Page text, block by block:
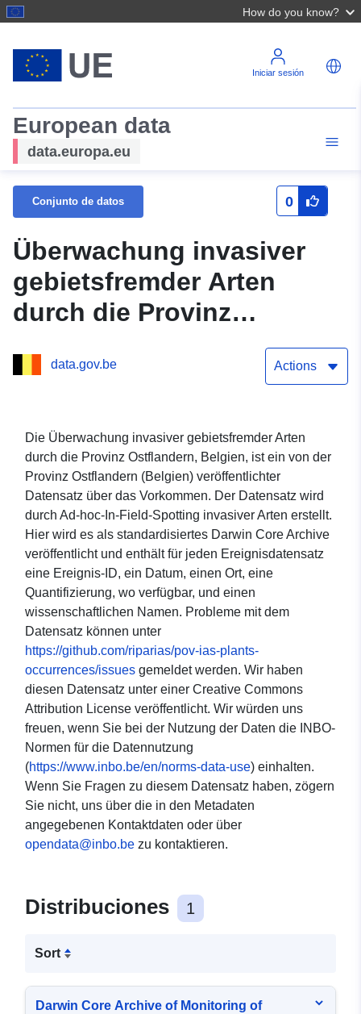
How do you know?
Iniciar sesión
European data
data.europa.eu
Conjunto de datos 0
Überwachung invasiver
gebietsfremder Arten
durch die Provinz
Ostflandern, Belgien
data.gov.be Actions
Die Überwachung invasiver gebietsfremder Arten
durch die Provinz Ostflandern, Belgien, ist ein von der
Provinz Ostflandern (Belgien) veröffentlichter
Datensatz über das Vorkommen. Der Datensatz wird
durch Ad-hoc-In-Field-Spotting invasiver Arten erstellt.
Hier wird es als standardisiertes Darwin Core Archive
veröffentlicht und enthält für jeden Ereignisdatensatz
eine Ereignis-ID, ein Datum, einen Ort, eine
Quantifizierung, wo verfügbar, und einen
wissenschaftlichen Namen. Probleme mit dem
Datensatz können unter
https://github.com/riparias/pov-ias-plants-
occurrences/issues gemeldet werden. Wir haben
diesen Datensatz unter einer Creative Commons
Attribution License veröffentlicht. Wir würden uns
freuen, wenn Sie bei der Nutzung der Daten die INBO-
Normen für die Datennutzung
(https://www.inbo.be/en/norms-data-use) einhalten.
Wenn Sie Fragen zu diesem Datensatz haben, zögern
Sie nicht, uns über die in den Metadaten
angegebenen Kontaktdaten oder über
opendata@inbo.be zu kontaktieren.
Distribuciones 1
Sort
Darwin Core Archive of Monitoring of